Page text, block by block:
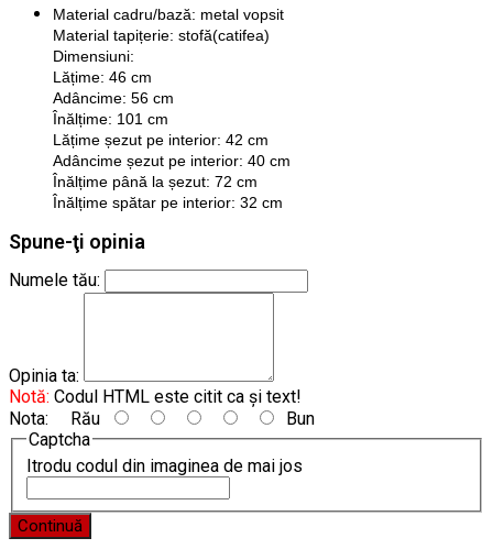
Material cadru/bază: metal vopsit
Material tapițerie: stofă(catifea)
Dimensiuni:
Lățime: 46 cm
Adâncime: 56 cm
Înălțime: 101 cm
Lățime șezut pe interior: 42 cm
Adâncime șezut pe interior: 40 cm
Înălțime până la șezut: 72 cm
Înălțime spătar pe interior: 32 cm
Spune-ţi opinia
Numele tău:
Opinia ta:
Notă: Codul HTML este citit ca şi text!
Nota: Rău
Bun
Captcha
Itrodu codul din imaginea de mai jos
Continuă